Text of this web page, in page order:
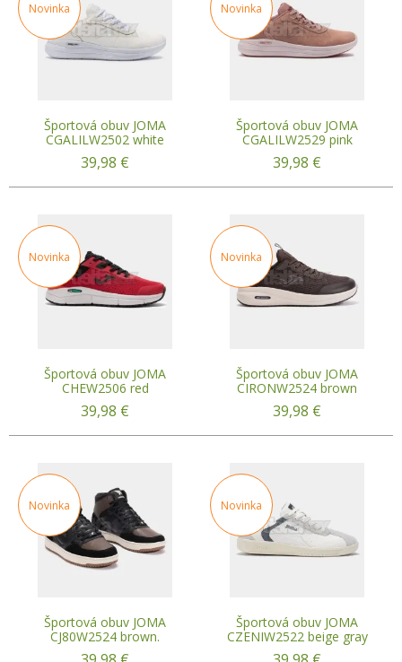
Novinka
Športová obuv JOMA
CGALILW2502 white
39,98 €
Novinka
Športová obuv JOMA
CGALILW2529 pink
39,98 €
Novinka
Športová obuv JOMA
CHEW2506 red
39,98 €
Novinka
Športová obuv JOMA
CIRONW2524 brown
39,98 €
Novinka
Športová obuv JOMA
CJ80W2524 brown.
Novinka
Športová obuv JOMA
CZENIW2522 beige gray